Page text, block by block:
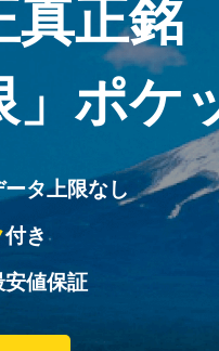
真正銘
ポケ
ータ上限なし
付き
安値保証